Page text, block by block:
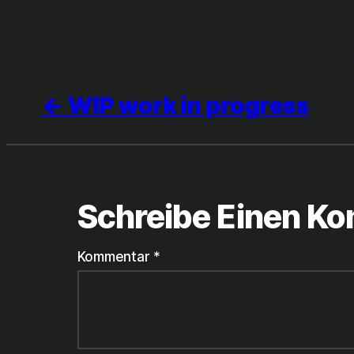
WIP work in progress
Schreibe Einen
Kommentar *